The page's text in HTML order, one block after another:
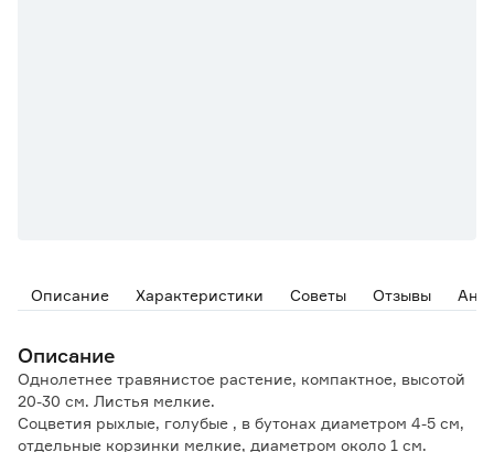
Описание Характеристики Советы Отзывы
Описание
Однолетнее травянистое растение, компактное, высотой
20-30 см. Листья мелкие.
Соцветия рыхлые, голубые , в бутонах диаметром 4-5 см,
отдельные корзинки мелкие, диаметром около 1 см.